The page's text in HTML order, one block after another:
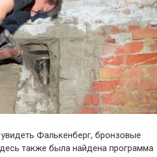
Фалькенберг, бронзовые
также была найдена программа